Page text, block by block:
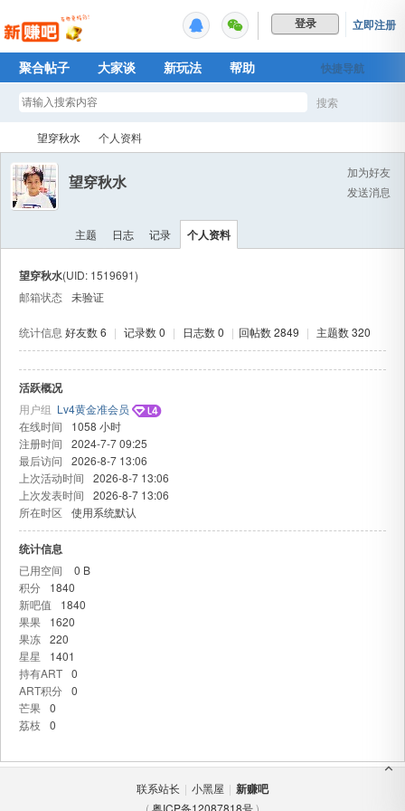
登录 立即注册
快捷导航
聚合帖子 大家谈 新玩法
帮助
Plus权益
搜索
新 ›
望穿秋水 个人资料
加为好友
发送消息
望穿秋水
主题 日志 记录 个人资料
望穿秋水(UID: 1519691)
邮箱状态 未验证
统计信息 好友数 6 | 记录数 0 | 日志数 0 | 回帖数 2849 | 主题数 320
活跃概况
用户组 Lv4黄金准会员
在线时间
1058 小时
注册时间
2024-7-7 09:25
最后访问
2026-8-7 13:06
上次活动时间
2026-8-7 13:06
上次发表时间
2026-8-7 13:06
所在时区
使用系统默认
统计信息
已用空间
0 B
积分
1840
新吧值
1840
果果
1620
果冻 220
星星
1401
持有ART 0
ART积分 0
芒果 0
荔枝
0
联系站长 | 小黑屋 | 新赚吧
(粤ICP备12087818号)